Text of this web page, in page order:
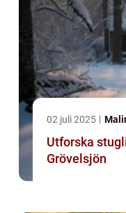
02 juli 2025
Utforska
Grövelsjön